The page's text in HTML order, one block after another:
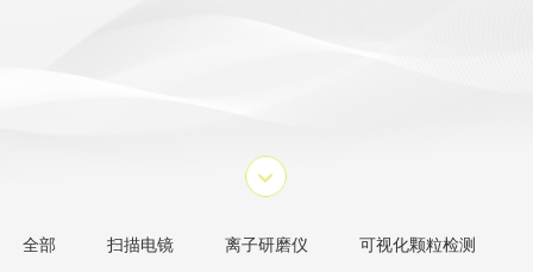
全部 扫描电镜 离子研磨仪 可视化颗粒检测